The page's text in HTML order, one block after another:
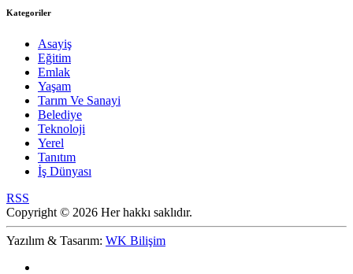
Kategoriler
Asayiş
Eğitim
Emlak
Yaşam
Tarım Ve Sanayi
Belediye
Teknoloji
Yerel
Tanıtım
İş Dünyası
RSS
Copyright © 2026 Her hakkı saklıdır.
Yazılım & Tasarım: WK Bilişim